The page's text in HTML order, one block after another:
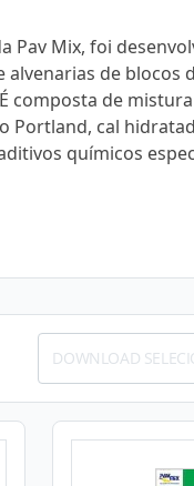
Pav Mix, foi
de blocos
composta de mistura
Portland, cal
químicos
DOWNLOAD